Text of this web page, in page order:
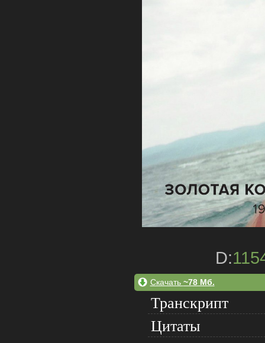
D:
Скачать ~78 Мб.
Транскрипт
Цитаты